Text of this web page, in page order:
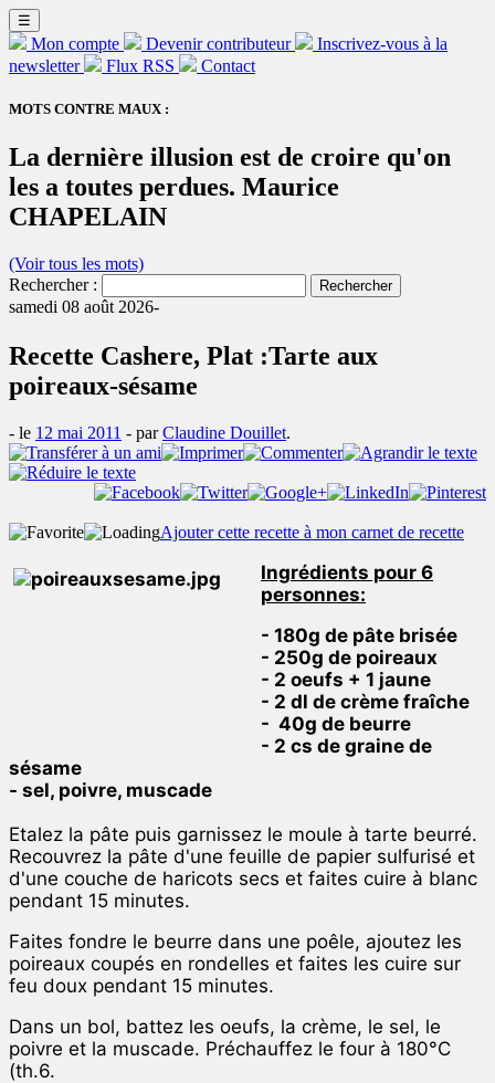
☰
Mon compte Devenir contributeur
Inscrivez-vous à la
newsletter
Flux RSS Contact
MOTS CONTRE MAUX :
La dernière illusion est de croire qu'on
les a toutes perdues. Maurice
CHAPELAIN
(Voir tous les mots)
Rechercher :
samedi 08 août 2026-
Recette Cashere, Plat :Tarte aux
poireaux-sésame
- le 12 mai 2011 - parClaudine Douillet.
Ajouter cette recette à mon carnet de recette
Ingrédients pour 6
personnes:
- 180g de pâte brisée
- 250g de poireaux
- 2 oeufs + 1 jaune
- 2 dl de crème fraîche
- 40g de beurre
- 2 cs de graine de
sésame
- sel, poivre, muscade
Etalez la pâte puis garnissez le moule à tarte beurré.
Recouvrez la pâte d'une feuille de papier sulfurisé et
d'une couche de haricots secs et faites cuire à blanc
pendant 15 minutes.
Faites fondre le beurre dans une poêle, ajoutez les
poireaux coupés en rondelles et faites les cuire sur
feu doux pendant 15 minutes.
Dans un bol, battez les oeufs, la crème, le sel, le
poivre et la muscade. Préchauffez le four à 180°C
(th.6.